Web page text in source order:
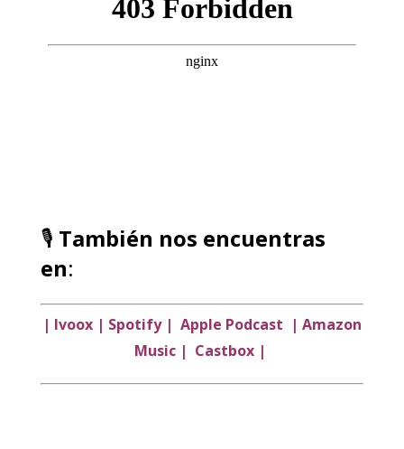
🎙️ También nos encuentras
en:
| Ivoox| Spotify| Apple Podcast | Amazon
Music| Castbox |